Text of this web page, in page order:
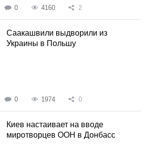
0 4160 2
Саакашвили выдворили из
Украины в Польшу
0 1974 0
Киев настаивает на вводе
миротворцев ООН в Донбасс